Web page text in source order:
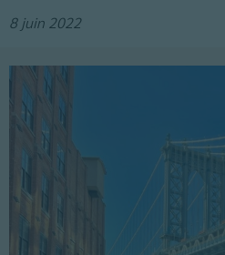
8 juin 2022